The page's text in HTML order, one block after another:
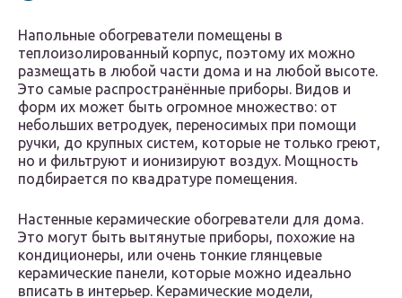
Напольные обогреватели помещены в
теплоизолированный корпус, поэтому их можно
размещать в любой части дома и на любой высоте.
Это самые распространённые приборы. Видов и
форм их может быть огромное множество: от
небольших ветродуек, переносимых при помощи
ручки, до крупных систем, которые не только греют,
но и фильтруют и ионизируют воздух. Мощность
подбирается по квадратуре помещения.
Настенные керамические обогреватели для дома.
Это могут быть вытянутые приборы, похожие на
кондиционеры, или очень тонкие глянцевые
керамические панели, которые можно идеально
вписать в интерьер. Керамические модели,